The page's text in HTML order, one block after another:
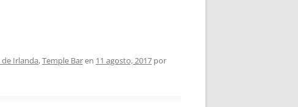
de Irlanda,Temple Baren 11 agosto, 2017 por